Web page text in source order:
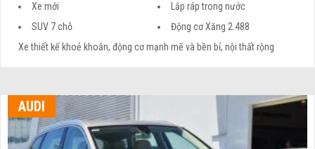
Xe mới
Lắp ráp trong nước
SUV 7 chỗ
Động cơ Xăng 2.488
Xe thiết kế khoẻ khoắn, động cơ mạnh mẽ và bền bỉ, nội thất rộng
AUDI